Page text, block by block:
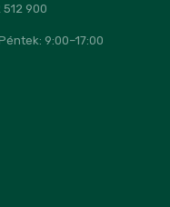
900
9:00–17:00